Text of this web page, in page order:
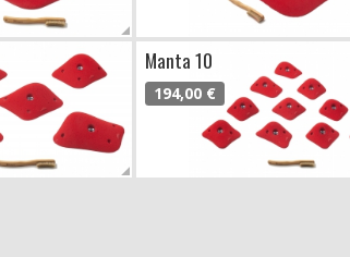
Manta 10
194,00 €